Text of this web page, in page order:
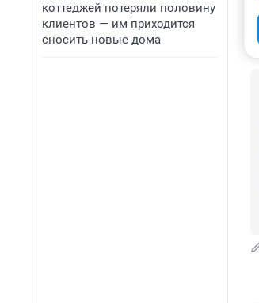
коттеджей потеряли половину
клиентов — им приходится
сносить новые дома